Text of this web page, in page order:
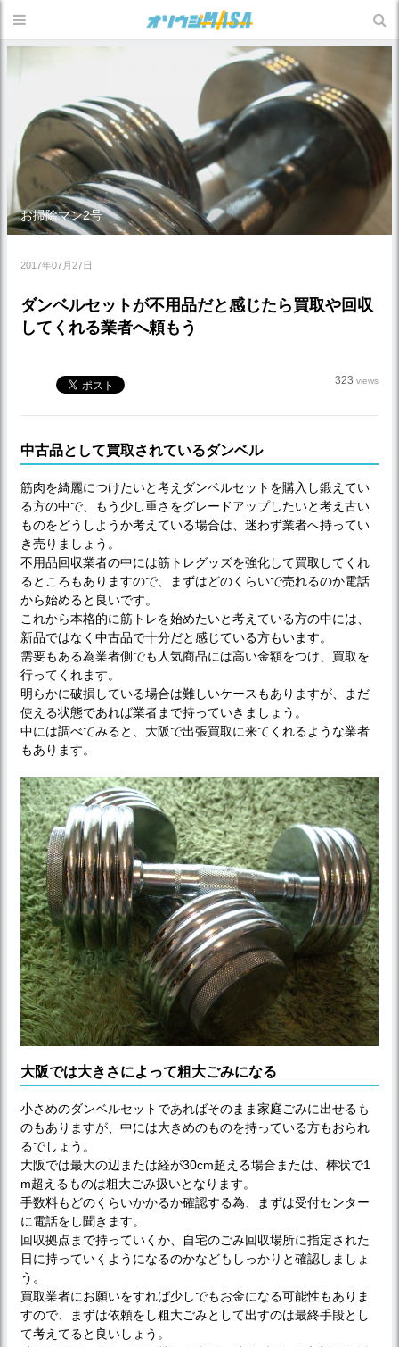
お掃除マン2号
2017年07月27日
ダンベルセットが不用品だと感じたら買取や回収
してくれる業者へ頼もう
323 views
中古品として買取されているダンベル
筋肉を綺麗につけたいと考えダンベルセットを購入し鍛えてい
る方の中で、もう少し重さをグレードアップしたいと考え古い
ものをどうしようか考えている場合は、迷わず業者へ持ってい
き売りましょう。
不用品回収業者の中には筋トレグッズを強化して買取してくれ
るところもありますので、まずはどのくらいで売れるのか電話
から始めると良いです。
これから本格的に筋トレを始めたいと考えている方の中には、
新品ではなく中古品で十分だと感じている方もいます。
需要もある為業者側でも人気商品には高い金額をつけ、買取を
行ってくれます。
明らかに破損している場合は難しいケースもありますが、まだ
使える状態であれば業者まで持っていきましょう。
中には調べてみると、大阪で出張買取に来てくれるような業者
もあります。
大阪では大きさによって粗大ごみになる
小さめのダンベルセットであればそのまま家庭ごみに出せるも
のもありますが、中には大きめのものを持っている方もおられ
るでしょう。
大阪では最大の辺または経が30cm超える場合または、棒状で1
m超えるものは粗大ごみ扱いとなります。
手数料もどのくらいかかるか確認する為、まずは受付センター
に電話をし聞きます。
回収拠点まで持っていくか、自宅のごみ回収場所に指定された
日に持っていくようになるのかなどもしっかりと確認しましょ
う。
買取業者にお願いをすれば少しでもお金になる可能性もありま
すので、まずは依頼をし粗大ごみとして出すのは最終手段とし
て考えてると良いしょう。